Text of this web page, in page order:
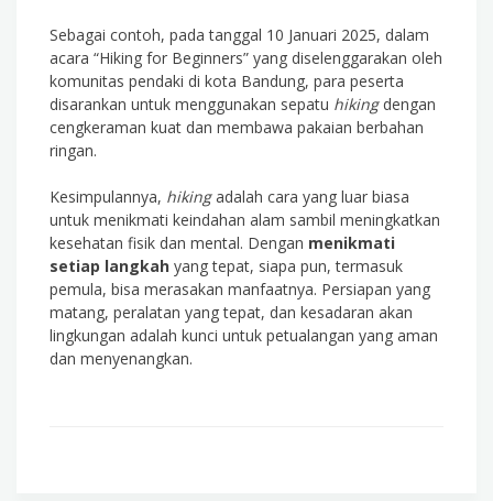
Sebagai contoh, pada tanggal 10 Januari 2025, dalam
acara “Hiking for Beginners” yang diselenggarakan oleh
komunitas pendaki di kota Bandung, para peserta
disarankan untuk menggunakan sepatu hikingdengan
cengkeraman kuat dan membawa pakaian berbahan
ringan.
Kesimpulannya, hikingadalah cara yang luar biasa
untuk menikmati keindahan alam sambil meningkatkan
kesehatan fisik dan mental. Dengan menikmati
setiap langkah yang tepat, siapa pun, termasuk
pemula, bisa merasakan manfaatnya. Persiapan yang
matang, peralatan yang tepat, dan kesadaran akan
lingkungan adalah kunci untuk petualangan yang aman
dan menyenangkan.